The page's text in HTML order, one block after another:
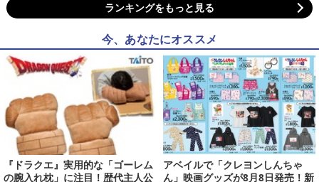
ランキングをもっと見る
今、あなたにオススメ
『ドラクエ』実用的な「ゴーレム
の腕入れ枕」に注目！歴代主人公
アベイルで「クレヨンしんちゃ
ん」映画グッズが8月8日発売！新